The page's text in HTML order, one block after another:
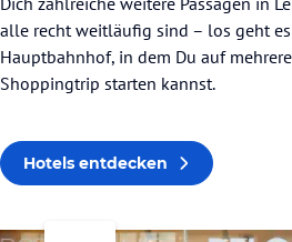
alle recht weitläufig sind – los geht
Hauptbahnhof, in dem Du auf
Shoppingtrip starten kannst.
Hotels entdecken